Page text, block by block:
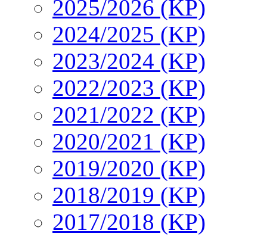
2025/2026 (KP)
2024/2025 (KP)
2023/2024 (KP)
2022/2023 (KP)
2021/2022 (KP)
2020/2021 (KP)
2019/2020 (KP)
2018/2019 (KP)
2017/2018 (KP)